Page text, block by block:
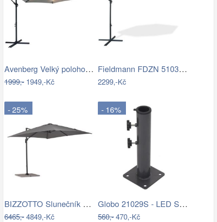
Avenberg Velký polohovatelný slunečník…
1999,-1949,-Kč
Fieldmann FDZN 5103 boční slunečník,…
2299,-Kč
- 25%
BIZZOTTO Slunečník SIVIGLIA taupe 3x3m
6465,-4849,-Kč
- 16%
Globo 21029S - LED Stm. nab. dot.…
560,-470,-Kč